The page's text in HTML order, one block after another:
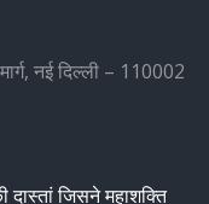
नई दिल्ली – 110002
जिसने महाशक्ति